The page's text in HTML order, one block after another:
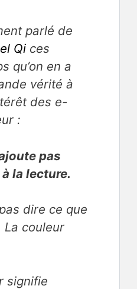
parlé de
Qi ces
qu’on en a
vérité à
des e-
:
pas
la lecture.
dire ce que
La couleur
signifie